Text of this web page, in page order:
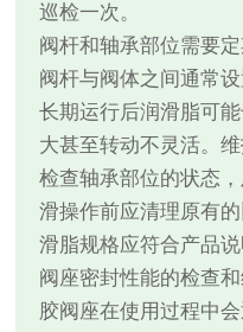
巡检一次。
阀杆和轴承部位需要
阀杆与阀体之间通常
长期运行后润滑脂可
大甚至转动不灵活。
检查轴承部位的状态
滑操作前应清理原有
滑脂规格应符合产品说
阀座密封性能的检查
胶阀座在使用过程中